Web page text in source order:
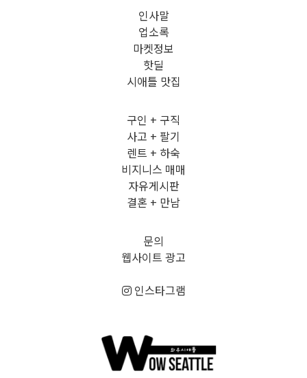
인사말
업소록
마켓정보
핫딜
시애틀 맛집
구인 + 구직
사고 + 팔기
렌트 + 하숙
비지니스 매매
자유게시판
결혼 + 만남
문의
웹사이트 광고
인스타그램